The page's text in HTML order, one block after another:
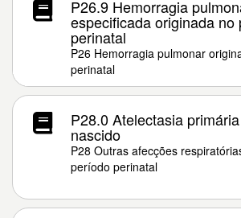
P26.9 Hemorragia
especificada originada no
perinatal
P26 Hemorragia pulmonar
perinatal
P28.0 Atelectasia
nascido
P28 Outras afecções
período perinatal